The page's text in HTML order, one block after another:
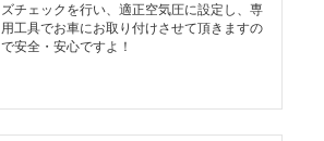
ズチェックを行い、適正空気圧に設定し、専
用工具でお車にお取り付けさせて頂きますの
で安全・安心ですよ！